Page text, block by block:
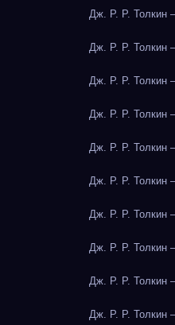
Дж. Р. Р. Толкин
Дж. Р. Р. Толкин
Дж. Р. Р. Толкин
Дж. Р. Р. Толкин
Дж. Р. Р. Толкин
Дж. Р. Р. Толкин
Дж. Р. Р. Толкин
Дж. Р. Р. Толкин
Дж. Р. Р. Толкин
Дж. Р. Р. Толкин